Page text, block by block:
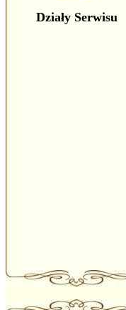
Działy Serwisu